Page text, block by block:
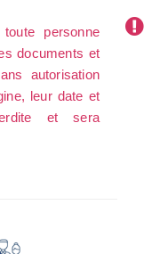
personne
documents et
autorisation
leur date et
et sera